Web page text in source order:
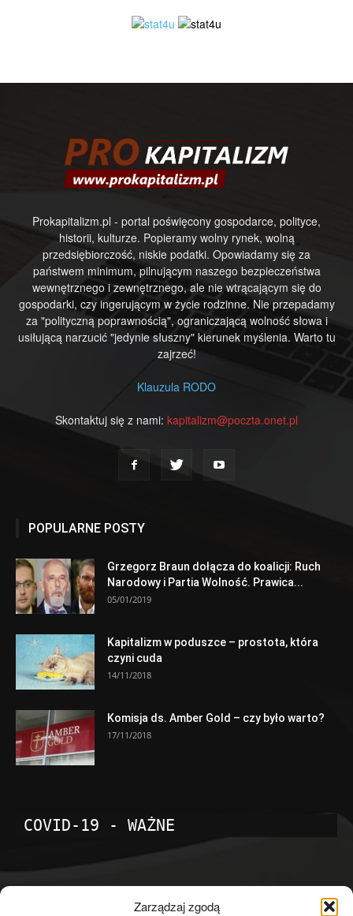
Zarządzaj zgodą
Prokapitalizm.pl - portal poświęcony gospodarce, polityce,
historii, kulturze. Popieramy wolny rynek, wolną
przedsiębiorczość, niskie podatki. Opowiadamy się za
państwem minimum, pilnującym naszego bezpieczeństwa
wewnętrznego i zewnętrznego, ale nie wtrącającym się do
gospodarki, czy ingerującym w życie rodzinne. Nie przepadamy
za "polityczną poprawnością", ograniczającą wolność słowa i
usiłującą narzucić "jedynie słuszny" kierunek myślenia. Warto tu
zajrzeć!
Klauzula RODO
Skontaktuj się z nami: kapitalizm@poczta.onet.pl
POPULARNE POSTY
Grzegorz Braun dołącza do koalicji: Ruch
Narodowy i Partia Wolność. Prawica...
05/01/2019
Kapitalizm w poduszce – prostota, która
czyni cuda
14/11/2018
Komisja ds. Amber Gold – czy było warto?
17/11/2018
COVID-19 - WAŻNE